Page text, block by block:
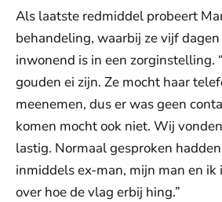
Als laatste redmiddel probeert
behandeling, waarbij ze vijf
inwonend is in een zorginstelling.
gouden ei zijn. Ze mocht haar
meenemen, dus er was geen
komen mocht ook niet. Wij
lastig. Normaal gesproken
inmiddels ex-man, mijn man en ik
over hoe de vlag erbij hing.”